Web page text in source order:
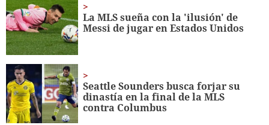
minute,
56
seconds
La MLS sueña con la 'ilusión' de
Messi de jugar en Estados Unidos
Seattle Sounders busca forjar su
dinastía en la final de la MLS
contra Columbus